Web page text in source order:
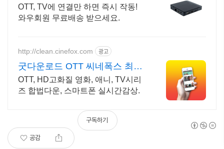
응
OTT, TV에 연결만 하면 즉시 작동!
와우회원 무료배송 받으세요.
http://clean.cinefox.com 광고
굿다운로드 OTT 씨네폭스 최대
3만원+10%추가적립
OTT, HD고화질 영화, 애니, TV시리
즈 합법다운, 스마트폰 실시간감상.
공감
구독하기